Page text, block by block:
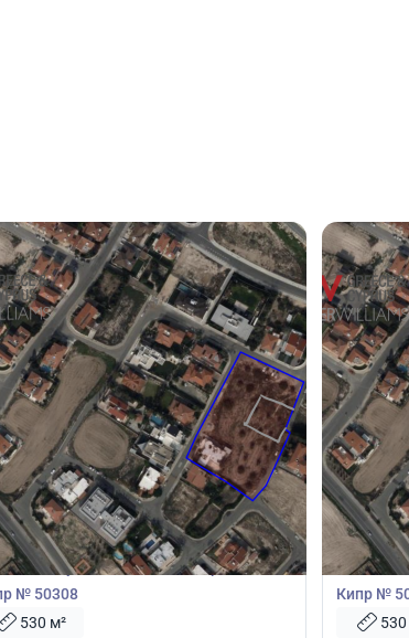
000
участок
участок 530м2 в Ларнака,
№ 50308
530 м²
€245
Кипр №